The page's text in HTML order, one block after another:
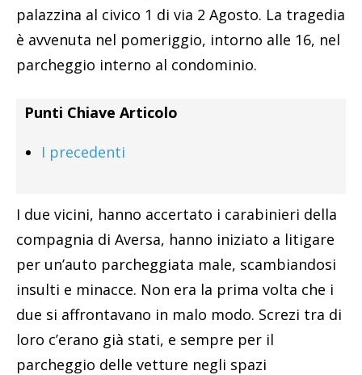
palazzina al civico 1 di via 2 Agosto. La tragedia
è avvenuta nel pomeriggio, intorno alle 16, nel
parcheggio interno al condominio.
Punti Chiave Articolo
I precedenti
I due vicini, hanno accertato i carabinieri della
compagnia di Aversa, hanno iniziato a litigare
per un’auto parcheggiata male, scambiandosi
insulti e minacce. Non era la prima volta che i
due si affrontavano in malo modo. Screzi tra di
loro c’erano già stati, e sempre per il
parcheggio delle vetture negli spazi